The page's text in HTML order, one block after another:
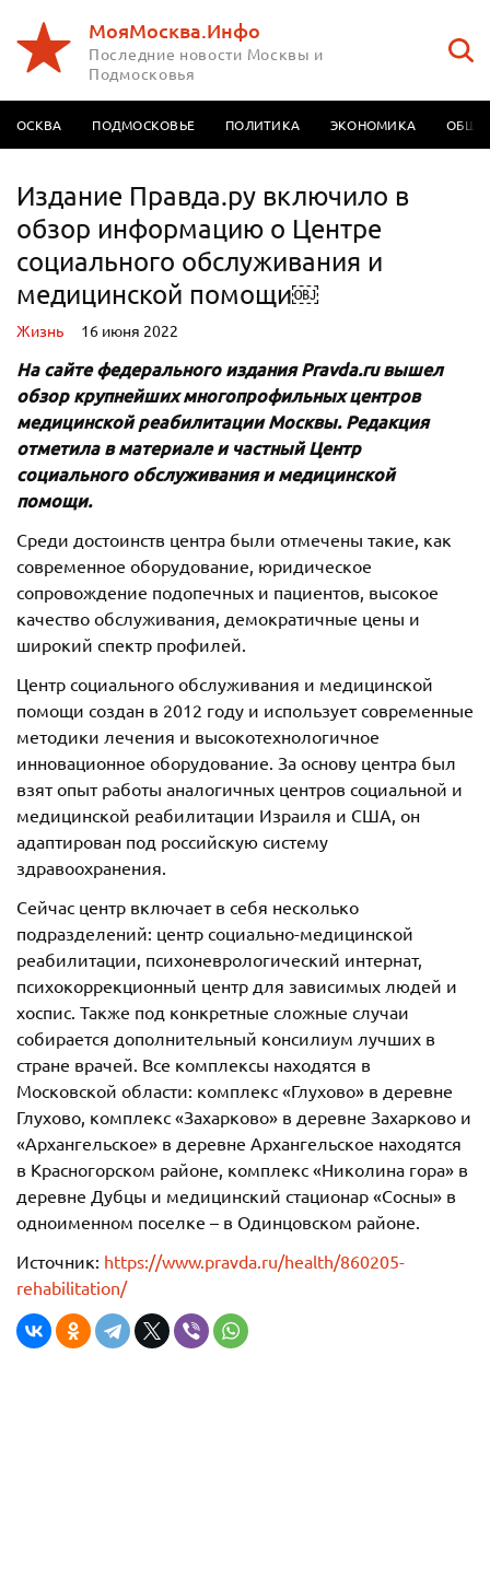
МояМосква.Инфо
Последние новости Москвы и
Подмосковья
МОСКВА ПОДМОСКОВЬЕ ПОЛИТИКА ЭКОНОМИКА
Издание Правда.ру включило в
обзор информацию о Центре
социального обслуживания и
медицинской помощи￼
Жизнь 16 июня 2022
На сайте федерального издания Pravda.ruвышел
обзор крупнейших многопрофильных центров
медицинской реабилитации Москвы. Редакция
отметила в материале и частный Центр
социального обслуживания и медицинской
помощи.
Среди достоинств центра были отмечены такие, как
современное оборудование, юридическое
сопровождение подопечных и пациентов, высокое
качество обслуживания, демократичные цены и
широкий спектр профилей.
Центр социального обслуживания и медицинской
помощи создан в 2012 году и использует современные
методики лечения и высокотехнологичное
инновационное оборудование. За основу центра был
взят опыт работы аналогичных центров социальной и
медицинской реабилитации Израиля и США, он
адаптирован под российскую систему
здравоохранения.
Сейчас центр включает в себя несколько
подразделений: центр социально-медицинской
реабилитации, психоневрологический интернат,
психокоррекционный центр для зависимых людей и
хоспис. Также под конкретные сложные случаи
собирается дополнительный консилиум лучших в
стране врачей. Все комплексы находятся в
Московской области: комплекс «Глухово» в деревне
Глухово, комплекс «Захарково» в деревне Захарково и
«Архангельское» в деревне Архангельское находятся
в Красногорском районе, комплекс «Николина гора» в
деревне Дубцы и медицинский стационар «Сосны» в
одноименном поселке – в Одинцовском районе.
Источник: https://www.pravda.ru/health/860205-
rehabilitation/